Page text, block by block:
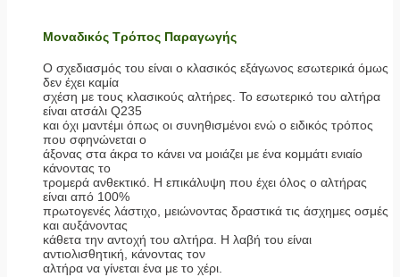
Μοναδικός Τρόπος Παραγωγής
Ο σχεδιασμός του είναι ο κλασικός εξάγωνος εσωτερικά όμως
δεν έχει καμία
σχέση με τους κλασικούς αλτήρες. Το εσωτερικό του αλτήρα
είναι ατσάλι Q235
και όχι μαντέμι όπως οι συνηθισμένοι ενώ ο ειδικός τρόπος
που σφηνώνεται ο
άξονας στα άκρα το κάνει να μοιάζει με ένα κομμάτι ενιαίο
κάνοντας το
τρομερά ανθεκτικό. Η επικάλυψη που έχει όλος ο αλτήρας
είναι από 100%
πρωτογενές λάστιχο, μειώνοντας δραστικά τις άσχημες οσμές
και αυξάνοντας
κάθετα την αντοχή του αλτήρα. Η λαβή του είναι
αντιολισθητική, κάνοντας τον
αλτήρα να γίνεται ένα με το χέρι.